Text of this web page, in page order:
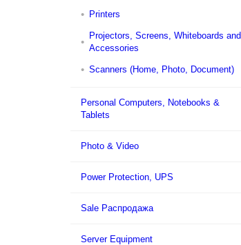
Printers
Projectors, Screens, Whiteboards and
Accessories
Scanners (Home, Photo, Document)
Personal Computers, Notebooks &
Tablets
Photo & Video
Power Protection, UPS
Sale Распродажа
Server Equipment